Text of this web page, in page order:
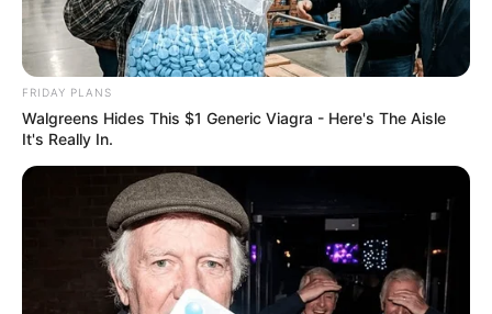
FRIDAY PLANS
Walgreens Hides This $1 Generic Viagra - Here's The Aisle
It's Really In.